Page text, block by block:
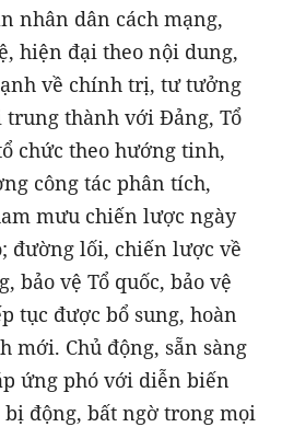
nhân dân cách mạng,
hiện đại theo nội dung,
về chính trị, tư tưởng
trung thành với Đảng, Tổ
chức theo hướng tinh,
công tác phân tích,
mưu chiến lược ngày
đường lối, chiến lược về
bảo vệ Tổ quốc, bảo vệ
tục được bổ sung, hoàn
Chủ động, sẵn sàng
ứng phó với diễn biến
động, bất ngờ trong mọi